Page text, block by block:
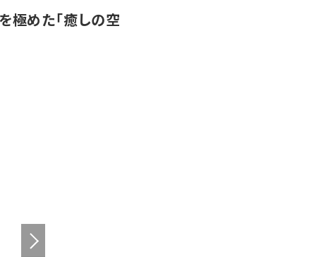
極めた「癒しの空